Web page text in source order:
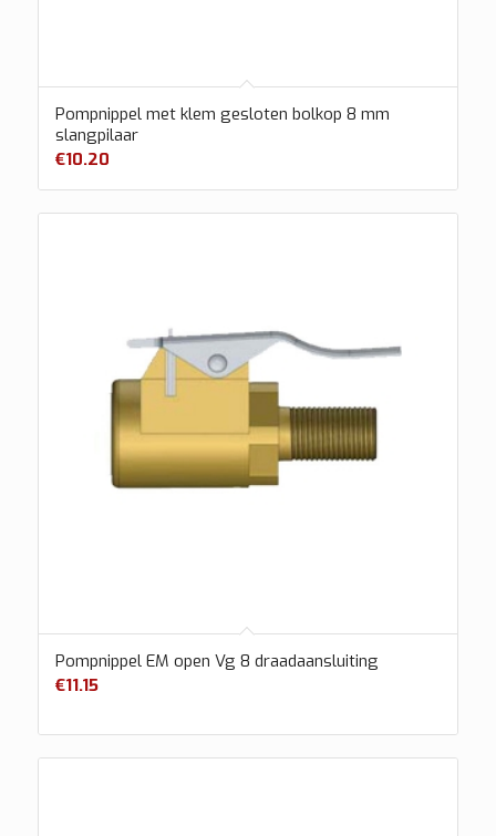
Pompnippel met klem gesloten bolkop 8 mm
slangpilaar
€10.20
Pompnippel EM open Vg 8 draadaansluiting
€11.15